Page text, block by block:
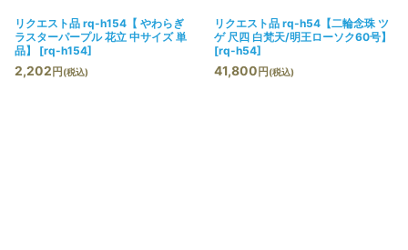
リクエスト品 rq-h154【 やわらぎ
ラスターパープル 花立 中サイズ 単
品】
[rq-h154]
2,202 円 (税込)
リクエスト品 rq-h54【二輪念珠 ツ
ゲ 尺四 白梵天/明王ローソク60号】
[rq-h54]
41,800 円 (税込)